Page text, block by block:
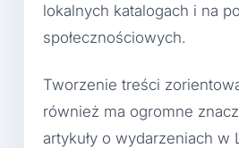
lokalnych katalogach i na
społecznościowych.
Tworzenie treści
również ma ogromne
artykuły o wydarzeniach w